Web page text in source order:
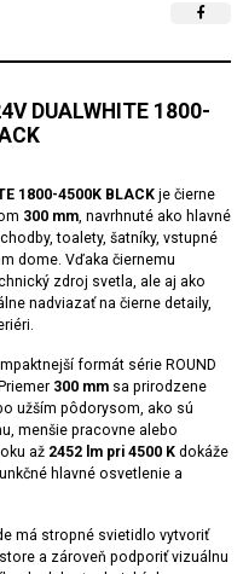
DUALWHITE 1800-
1800-4500K BLACK je čierne
300 mm, navrhnuté ako hlavné
toalety, šatníky, vstupné
dome. Vďaka čiernemu
zdroj svetla, ale aj ako
nadviazať na čierne detaily,
formát série ROUND
300 mm sa prirodzene
užším pôdorysom, ako sú
menšie pracovne alebo
až 2452 lm pri 4500 K dokáže
hlavné osvetlenie a
má stropné svietidlo vytvoriť
a zároveň podporiť vizuálnu